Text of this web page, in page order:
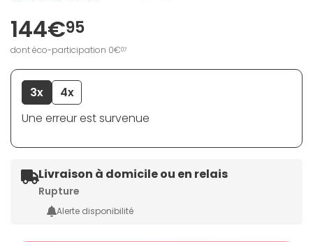
144€95
dont éco-participation 0€07
3x
4x
Une erreur est survenue
Livraison à domicile ou en relais
Rupture
Alerte disponibilité